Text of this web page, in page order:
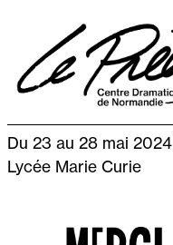
contenu
principal
Du 23 au 28 mai 2024
Lycée Marie Curie